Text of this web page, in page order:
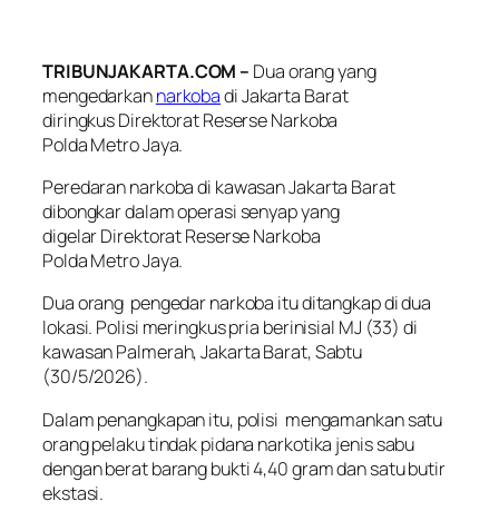
TRIBUNJAKARTA.COM – Dua orang yang
mengedarkannarkobadi Jakarta Barat
diringkus Direktorat Reserse Narkoba
Polda Metro Jaya.
Peredaran narkoba di kawasan Jakarta Barat
dibongkar dalam operasi senyap yang
digelar Direktorat Reserse Narkoba
Polda Metro Jaya.
Dua orang pengedar narkoba itu ditangkap di dua
lokasi. Polisi meringkus pria berinisial MJ (33) di
kawasan Palmerah, Jakarta Barat, Sabtu
(30/5/2026).
Dalam penangkapan itu, polisi mengamankan satu
orang pelaku tindak pidana narkotika jenis sabu
dengan berat barang bukti 4,40 gram dan satu butir
ekstasi.